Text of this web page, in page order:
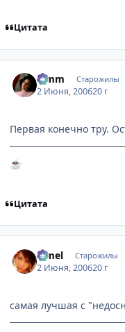
Цитата
Limm Старожилы
2 Июня, 200620 г
Первая конечно тру.
☕
Цитата
Limel Старожилы
2 Июня, 200620 г
самая лучшая с